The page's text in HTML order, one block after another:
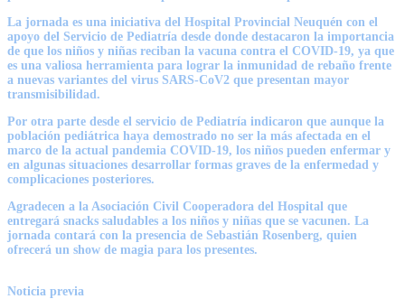
La jornada es una iniciativa del Hospital Provincial Neuquén con el
apoyo del Servicio de Pediatría desde donde destacaron la importancia
de que los niños y niñas reciban la vacuna contra el COVID-19, ya que
es una valiosa herramienta para lograr la inmunidad de rebaño frente
a nuevas variantes del virus SARS-CoV2 que presentan mayor
transmisibilidad.
Por otra parte desde el servicio de Pediatría indicaron que aunque la
población pediátrica haya demostrado no ser la más afectada en el
marco de la actual pandemia COVID-19, los niños pueden enfermar y
en algunas situaciones desarrollar formas graves de la enfermedad y
complicaciones posteriores.
Agradecen a la Asociación Civil Cooperadora del Hospital que
entregará snacks saludables a los niños y niñas que se vacunen. La
jornada contará con la presencia de Sebastián Rosenberg, quien
ofrecerá un show de magia para los presentes.
Noticia previa